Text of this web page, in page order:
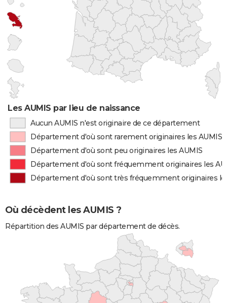
Les AUMIS par lieu de naissance
Aucun AUMIS n'est originaire de ce département
Département d'où sont rarement originaires les AUMIS
Département d'où sont peu originaires les AUMIS
Département d'où sont fréquemment originaires les
Département d'où sont très fréquemment originaires
Où décèdent les AUMIS ?
Répartition des AUMIS par département de décès.